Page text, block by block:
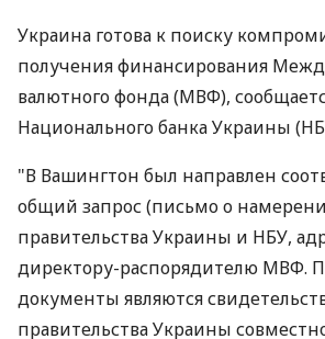
Украина готова к поиску
получения финансирования
валютного фонда (МВФ),
Национального банка Украины
"В Вашингтон был направлен
общий запрос (письмо о
правительства Украины и НБУ,
директору-распорядителю МВФ.
документы являются
правительства Украины